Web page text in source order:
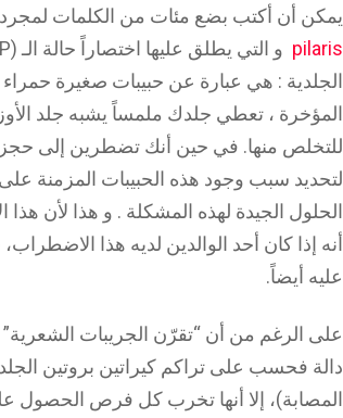
يمكن أن أكتب بضع مئات من الكلمات
pilaris
الجلدية : هي عبارة عن حبيبات صغيرة
المؤخرة ، تعطي جلدك ملمساً يشبه جلد
للتخلص منها. في حين أنك تضطرين إلى
لتحديد سبب وجود هذه الحبيبات المزمنة
الحلول الجيدة لهذه المشكلة . و هذا لأن
عليه أيضاً.
على الرغم من أن “تقرّن الجريبات
دالة فحسب على تراكم كيراتين بروتين
المصابة)، إلا أنها تخرب كل فرص الحصول